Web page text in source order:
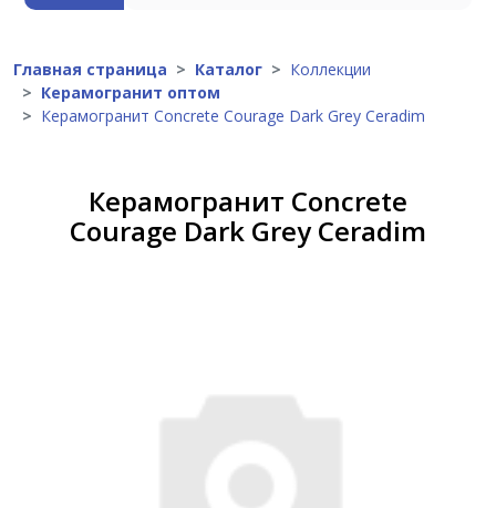
Главная страница Каталог
Коллекции
Керамогранит оптом
Керамогранит Concrete Courage Dark Grey Ceradim
Керамогранит Concrete
Courage Dark Grey Ceradim